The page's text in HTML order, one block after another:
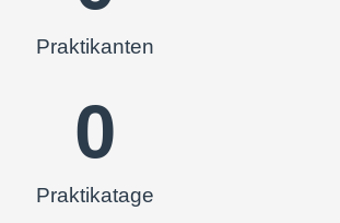
Praktikanten
Praktikatage
0